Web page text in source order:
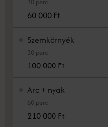
30 perc
60 000 Ft
Szemkörnyék
30 perc
100 000 Ft
Arc + nyak
60 perc
210 000 Ft